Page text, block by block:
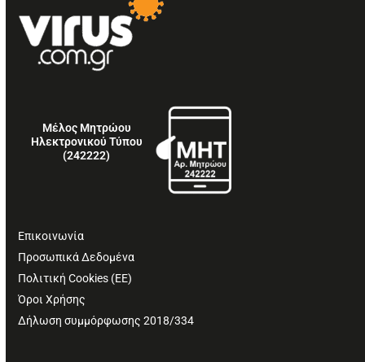
Μέλος Μητρώου
Ηλεκτρονικού Τύπου
(242222)
Επικοινωνία
Προσωπικά Δεδομένα
Πολιτική Cookies (ΕΕ)
Όροι Χρήσης
Δήλωση συμμόρφωσης 2018/334